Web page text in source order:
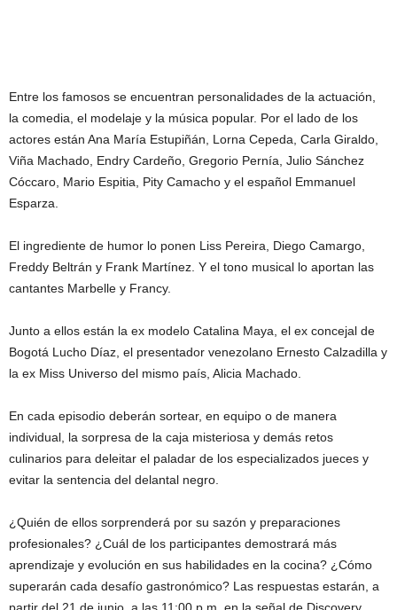
Entre los famosos se encuentran personalidades de la actuación,
la comedia, el modelaje y la música popular. Por el lado de los
actores están Ana María Estupiñán, Lorna Cepeda, Carla Giraldo,
Viña Machado, Endry Cardeño, Gregorio Pernía, Julio Sánchez
Cóccaro, Mario Espitia, Pity Camacho y el español Emmanuel
Esparza.
El ingrediente de humor lo ponen Liss Pereira, Diego Camargo,
Freddy Beltrán y Frank Martínez. Y el tono musical lo aportan las
cantantes Marbelle y Francy.
Junto a ellos están la ex modelo Catalina Maya, el ex concejal de
Bogotá Lucho Díaz, el presentador venezolano Ernesto Calzadilla y
la ex Miss Universo del mismo país, Alicia Machado.
En cada episodio deberán sortear, en equipo o de manera
individual, la sorpresa de la caja misteriosa y demás retos
culinarios para deleitar el paladar de los especializados jueces y
evitar la sentencia del delantal negro.
¿Quién de ellos sorprenderá por su sazón y preparaciones
profesionales? ¿Cuál de los participantes demostrará más
aprendizaje y evolución en sus habilidades en la cocina? ¿Cómo
superarán cada desafío gastronómico? Las respuestas estarán, a